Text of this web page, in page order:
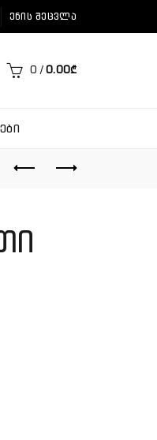
ᲔᲜᲘᲡ ᲨᲔᲪᲕᲚᲐ
0 / 0.00₾